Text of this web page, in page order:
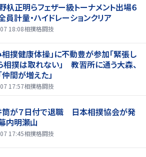
野杁正明らフェザー級トーナメント出場６
員計量・ハイドレーションクリア
18:08相撲格闘技
相撲健康体操」に不動豊が参加「緊張し
相撲は取れない」 教習所に通う大森、
間が増えた」
17:57相撲格闘技
筒が７日付で退職 日本相撲協会が発
明瀬山
17:45相撲格闘技